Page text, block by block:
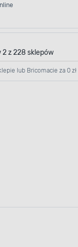
z 228 sklepów
lub Bricomacie za 0 zł